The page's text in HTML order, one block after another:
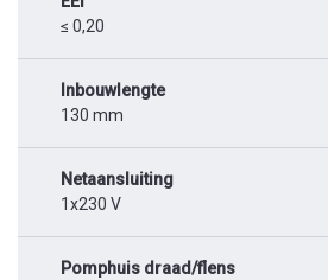
≤ 0,20
Inbouwlengte
130 mm
Netaansluiting
1x230 V
Pomphuis draad/flens